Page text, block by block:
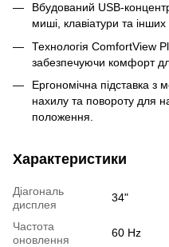
Вбудований USB-
миші, клавіатури та інших
Технологія ComfortView
забезпечуючи комфорт
Ергономічна підставка з
нахилу та повороту для
положення.
Характеристики
Діагональ
дисплея
34"
Частота
оновлення
60 Hz